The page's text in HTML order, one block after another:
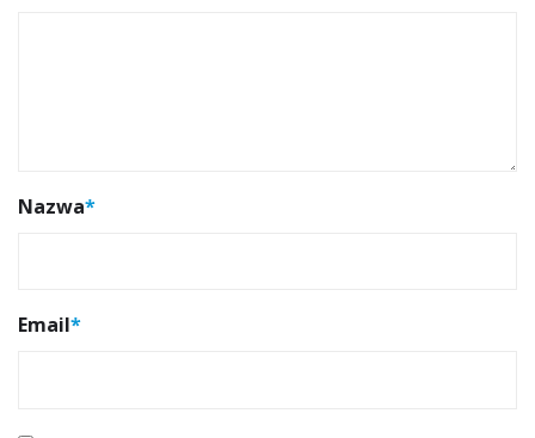
Nazwa*
Email*